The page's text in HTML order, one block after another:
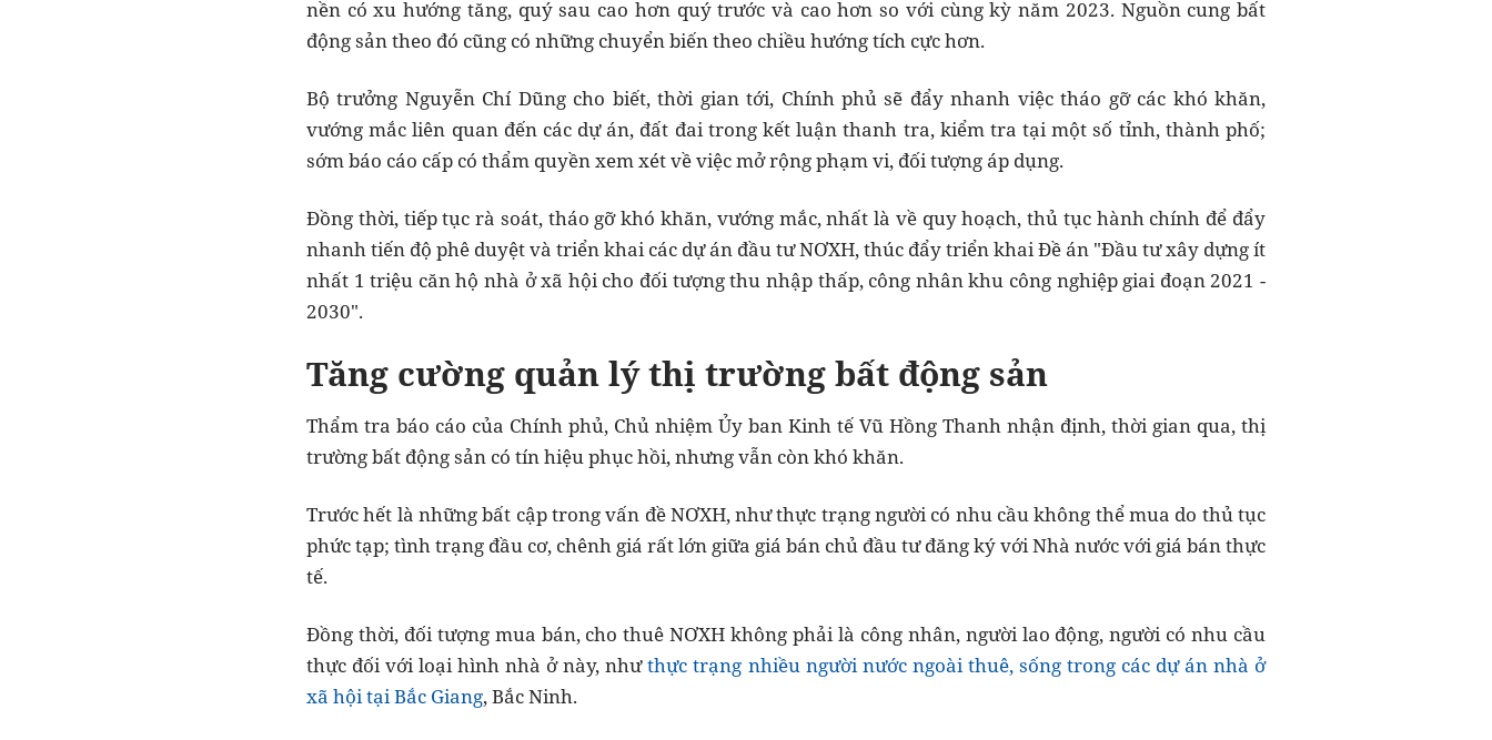
nền có xu hướng tăng, quý sau cao hơn quý trước và cao hơn so với cùng kỳ năm 2023. Nguồn cung bất
động sản theo đó cũng có những chuyển biến theo chiều hướng tích cực hơn.
Bộ trưởng Nguyễn Chí Dũng cho biết, thời gian tới, Chính phủ sẽ đẩy nhanh việc tháo gỡ các khó khăn,
vướng mắc liên quan đến các dự án, đất đai trong kết luận thanh tra, kiểm tra tại một số tỉnh, thành phố;
sớm báo cáo cấp có thẩm quyền xem xét về việc mở rộng phạm vi, đối tượng áp dụng.
Đồng thời, tiếp tục rà soát, tháo gỡ khó khăn, vướng mắc, nhất là về quy hoạch, thủ tục hành chính để đẩy
nhanh tiến độ phê duyệt và triển khai các dự án đầu tư NƠXH, thúc đẩy triển khai Đề án "Đầu tư xây dựng ít
nhất 1 triệu căn hộ nhà ở xã hội cho đối tượng thu nhập thấp, công nhân khu công nghiệp giai đoạn 2021 -
2030".
Tăng cường quản lý thị trường bất động sản
Thẩm tra báo cáo của Chính phủ, Chủ nhiệm Ủy ban Kinh tế Vũ Hồng Thanh nhận định, thời gian qua, thị
trường bất động sản có tín hiệu phục hồi, nhưng vẫn còn khó khăn.
Trước hết là những bất cập trong vấn đề NƠXH, như thực trạng người có nhu cầu không thể mua do thủ tục
phức tạp; tình trạng đầu cơ, chênh giá rất lớn giữa giá bán chủ đầu tư đăng ký với Nhà nước với giá bán thực
tế.
Đồng thời, đối tượng mua bán, cho thuê NƠXH không phải là công nhân, người lao động, người có nhu cầu
thực đối với loại hình nhà ở này, nhưthực trạng nhiều người nước ngoài thuê, sống trong các dự án nhà ở
xã hội tại Bắc Giang, Bắc Ninh.